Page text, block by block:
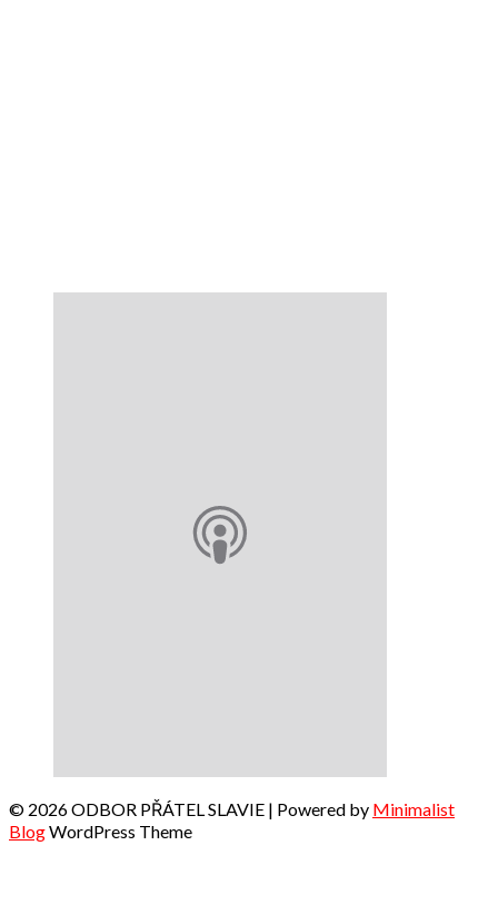
© 2026 ODBOR PŘÁTEL SLAVIE | Powered by Minimalist
BlogWordPress Theme